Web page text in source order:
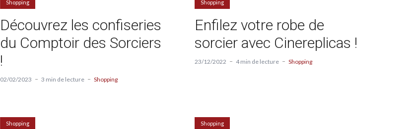
Shopping
Découvrez les confiseries
du Comptoir des Sorciers
!
02/02/2023 3 min de lecture Shopping
Shopping
Enfilez votre robe de
sorcier avec Cinereplicas !
23/12/2022 4 min de lecture Shopping
Shopping Shopping